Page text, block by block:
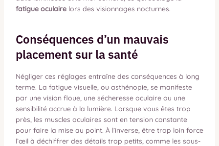
fatigue oculairelors des visionnages nocturnes.
Conséquences d’un mauvais
placement sur la santé
Négliger ces réglages entraîne des conséquences à long
terme. La fatigue visuelle, ou asthénopie, se manifeste
par une vision floue, une sécheresse oculaire ou une
sensibilité accrue à la lumière. Lorsque vous êtes trop
près, les muscles oculaires sont en tension constante
pour faire la mise au point. À l’inverse, être trop loin force
l’œil à déchiffrer des détails trop petits, comme les sous-